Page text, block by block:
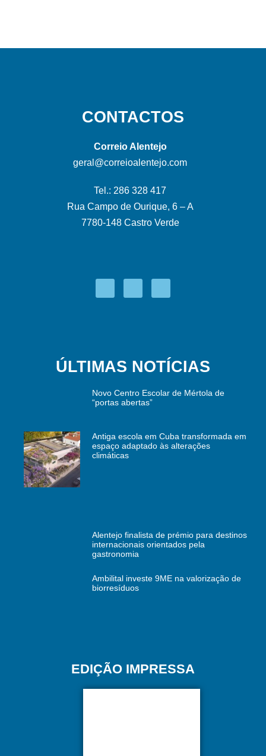
CONTACTOS
Correio Alentejo
geral@correioalentejo.com
Tel.: 286 328 417
Rua Campo de Ourique, 6 – A
7780-148 Castro Verde
ÚLTIMAS NOTÍCIAS
Novo Centro Escolar de Mértola de
“portas abertas”
Antiga escola em Cuba transformada em
espaço adaptado às alterações
climáticas
Alentejo finalista de prémio para destinos
internacionais orientados pela
gastronomia
Ambilital investe 9ME na valorização de
biorresíduos
EDIÇÃO IMPRESSA